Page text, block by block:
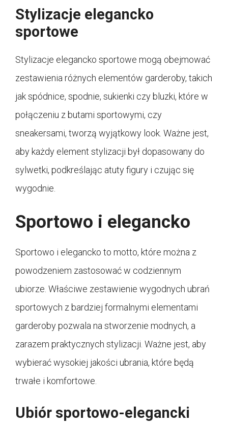
Stylizacje elegancko
sportowe
Stylizacje elegancko sportowe mogą obejmować
zestawienia różnych elementów garderoby, takich
jak spódnice, spodnie, sukienki czy bluzki, które w
połączeniu z butami sportowymi, czy
sneakersami, tworzą wyjątkowy look. Ważne jest,
aby każdy element stylizacji był dopasowany do
sylwetki, podkreślając atuty figury i czując się
wygodnie.
Sportowo i elegancko
Sportowo i elegancko to motto, które można z
powodzeniem zastosować w codziennym
ubiorze. Właściwe zestawienie wygodnych ubrań
sportowych z bardziej formalnymi elementami
garderoby pozwala na stworzenie modnych, a
zarazem praktycznych stylizacji. Ważne jest, aby
wybierać wysokiej jakości ubrania, które będą
trwałe i komfortowe.
Ubiór sportowo-elegancki